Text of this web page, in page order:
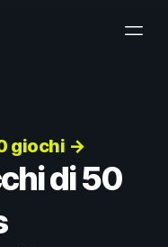
giochi →
di 50